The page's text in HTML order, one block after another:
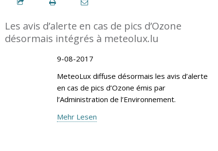
Les avis d’alerte en cas de pics d’Ozone
désormais intégrés à meteolux.lu
9-08-2017
MeteoLux diffuse désormais les avis d’alerte
en cas de pics d’Ozone émis par
l’Administration de l’Environnement.
Mehr Lesen